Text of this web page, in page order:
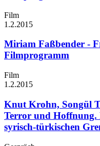
Film
1.2.2015
Miriam Faßbender -
Filmprogramm
Film
1.2.2015
Knut Krohn, Songül
Terror und Hoffnung.
syrisch-türkischen